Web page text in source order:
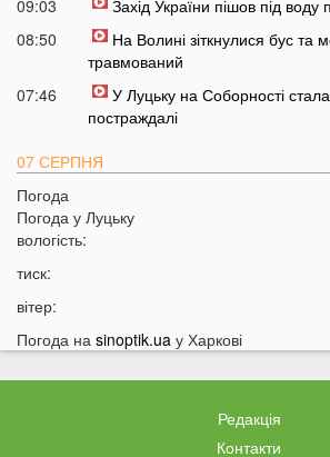
09:03
Захід України пішов під воду
08:50
На Волині зіткнулися бус та
травмований
07:46
У Луцьку на Соборності
постраждалі
07 СЕРПНЯ
20:31
20:17
19:30
Назвали найжадібніших
19:15
Ці речі категорично заборонено
На заході України чоловік
Погода
Погода у Луцьку
вологість:
тиск:
вітер:
Погода на sinoptik.ua у Харкові
Редакція
Контакти